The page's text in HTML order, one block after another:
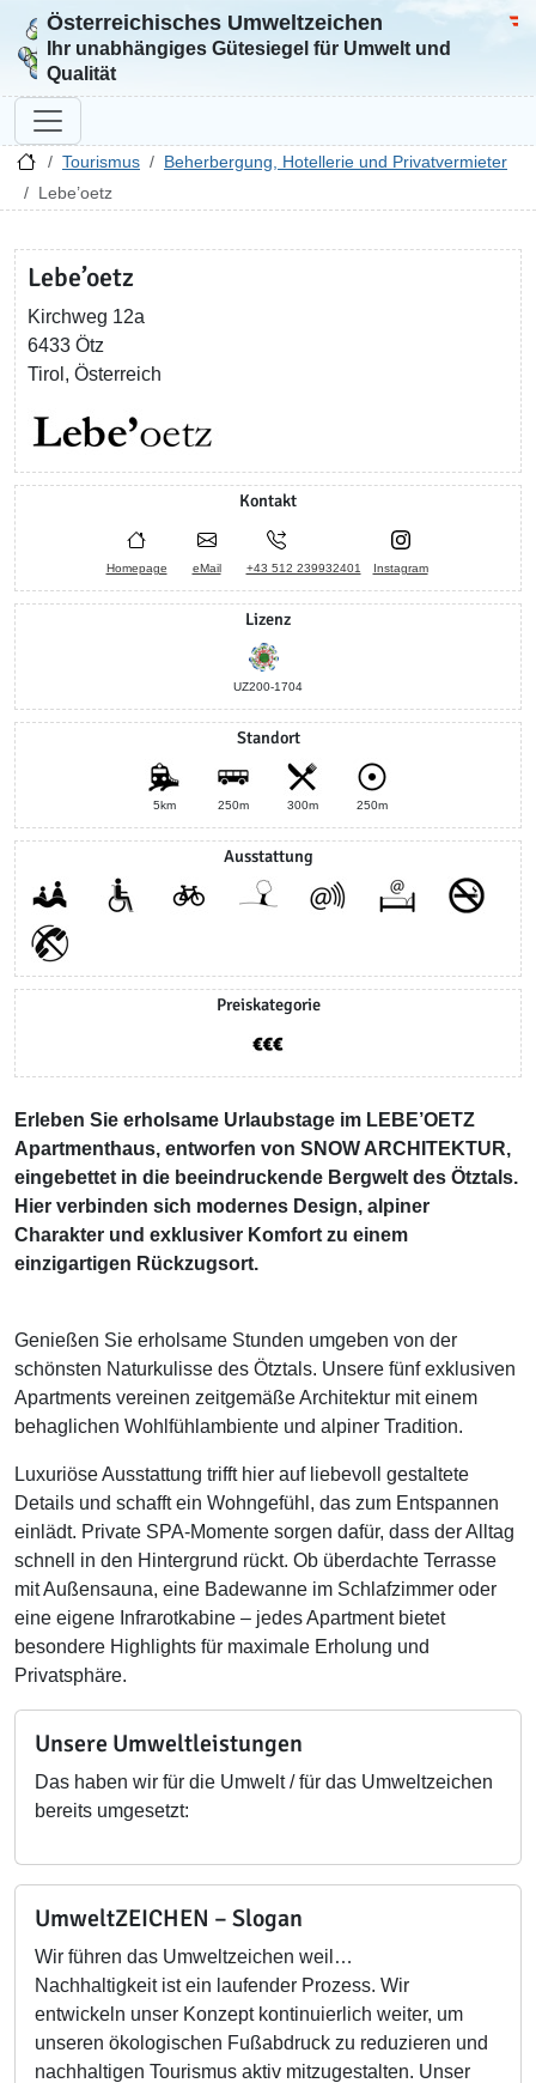
Zur Startseite
Österreichisches Umweltzeichen
Ihr unabhängiges Gütesiegel für Umwelt und
Qualität
Tourismus
Beherbergung, Hotellerie und Privatvermieter
Lebe’oetz
Lebe’oetz
Kirchweg 12a
6433 Ötz
Tirol, Österreich
Kontakt
Homepage eMail +43 512 239932401 Instagram
Lizenz
UZ200-1704
Standort
5km 250m 300m 250m
Ausstattung
Preiskategorie
Erleben Sie erholsame Urlaubstage im LEBE’OETZ
Apartmenthaus, entworfen von SNOW ARCHITEKTUR,
eingebettet in die beeindruckende Bergwelt des Ötztals.
Hier verbinden sich modernes Design, alpiner
Charakter und exklusiver Komfort zu einem
einzigartigen Rückzugsort.
Genießen Sie erholsame Stunden umgeben von der
schönsten Naturkulisse des Ötztals. Unsere fünf exklusiven
Apartments vereinen zeitgemäße Architektur mit einem
behaglichen Wohlfühlambiente und alpiner Tradition.
Luxuriöse Ausstattung trifft hier auf liebevoll gestaltete
Details und schafft ein Wohngefühl, das zum Entspannen
einlädt. Private SPA-Momente sorgen dafür, dass der Alltag
schnell in den Hintergrund rückt. Ob überdachte Terrasse
mit Außensauna, eine Badewanne im Schlafzimmer oder
eine eigene Infrarotkabine – jedes Apartment bietet
besondere Highlights für maximale Erholung und
Privatsphäre.
Unsere Umweltleistungen
Das haben wir für die Umwelt / für das Umweltzeichen
bereits umgesetzt:
UmweltZEICHEN – Slogan
Wir führen das Umweltzeichen weil…
Nachhaltigkeit ist ein laufender Prozess. Wir
entwickeln unser Konzept kontinuierlich weiter, um
unseren ökologischen Fußabdruck zu reduzieren und
nachhaltigen Tourismus aktiv mitzugestalten. Unser